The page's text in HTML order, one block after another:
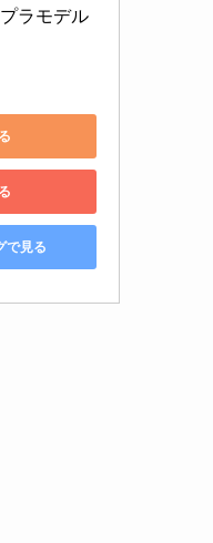
ラモデル
で見る